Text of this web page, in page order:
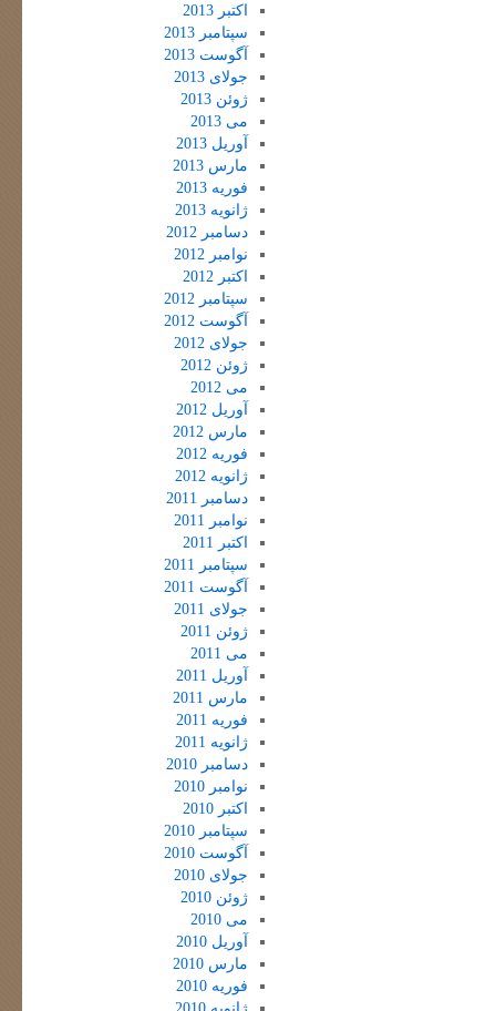
اکتبر 2013
سپتامبر 2013
آگوست 2013
جولای 2013
ژوئن 2013
می 2013
آوریل 2013
مارس 2013
فوریه 2013
ژانویه 2013
دسامبر 2012
نوامبر 2012
اکتبر 2012
سپتامبر 2012
آگوست 2012
جولای 2012
ژوئن 2012
می 2012
آوریل 2012
مارس 2012
فوریه 2012
ژانویه 2012
دسامبر 2011
نوامبر 2011
اکتبر 2011
سپتامبر 2011
آگوست 2011
جولای 2011
ژوئن 2011
می 2011
آوریل 2011
مارس 2011
فوریه 2011
ژانویه 2011
دسامبر 2010
نوامبر 2010
اکتبر 2010
سپتامبر 2010
آگوست 2010
جولای 2010
ژوئن 2010
می 2010
آوریل 2010
مارس 2010
فوریه 2010